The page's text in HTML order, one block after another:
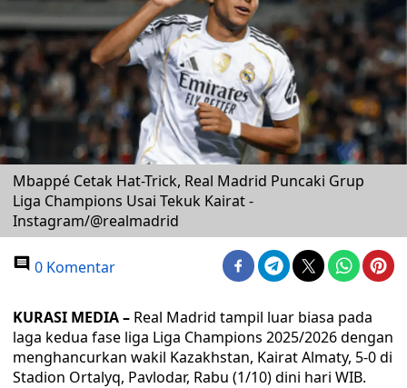
Mbappé Cetak Hat-Trick, Real Madrid Puncaki Grup
Liga Champions Usai Tekuk Kairat -
Instagram/@realmadrid
0 Komentar
KURASI MEDIA – Real Madrid tampil luar biasa pada
laga kedua fase liga Liga Champions 2025/2026 dengan
menghancurkan wakil Kazakhstan, Kairat Almaty, 5-0 di
Stadion Ortalyq, Pavlodar, Rabu (1/10) dini hari WIB.